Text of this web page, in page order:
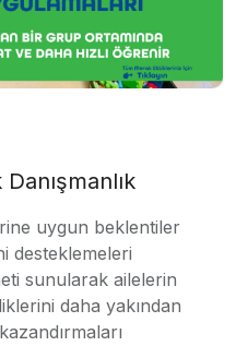
uygun beklentiler
desteklemeleri
sunularak ailelerin
daha yakından